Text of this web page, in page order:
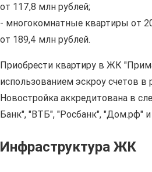
от 117,8 млн рублей;
- многокомнатные квартиры от
от 189,4 млн рублей.
Приобрести квартиру в ЖК
использованием эскроу счетов в
Новостройка аккредитована в
Банк", "ВТБ", "Росбанк", "Дом.рф" и
Инфраструктура ЖК